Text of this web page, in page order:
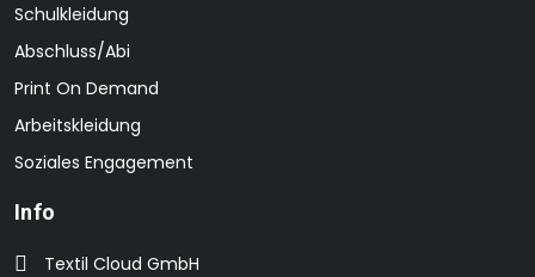
Schulkleidung
Abschluss/Abi
Print On Demand
Arbeitskleidung
Soziales Engagement
Info
Textil Cloud GmbH